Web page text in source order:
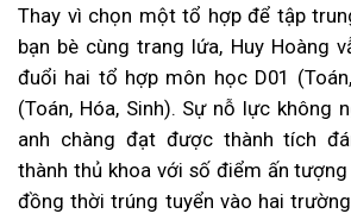
Thay vì chọn một tổ hợp để tập
bạn bè cùng trang lứa, Huy Hoàng
đuổi hai tổ hợp môn học D01
(Toán, Hóa, Sinh). Sự nỗ lực không
anh chàng đạt được thành tích
thành thủ khoa với số điểm ấn
đồng thời trúng tuyển vào hai